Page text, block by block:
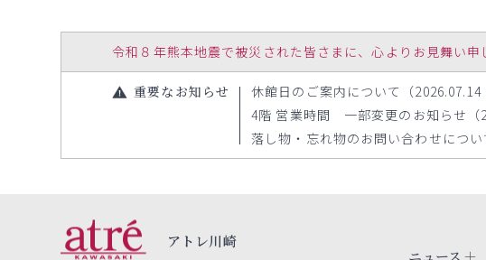
令和８年熊本地震で被災された皆さまに、心よりお見舞い申
重要なお知らせ
休館日のご案内について（2026.07.14
4階 営業時間 一部変更のお知らせ（
落し物・忘れ物のお問い合わせについ
アトレ川崎
ニュース